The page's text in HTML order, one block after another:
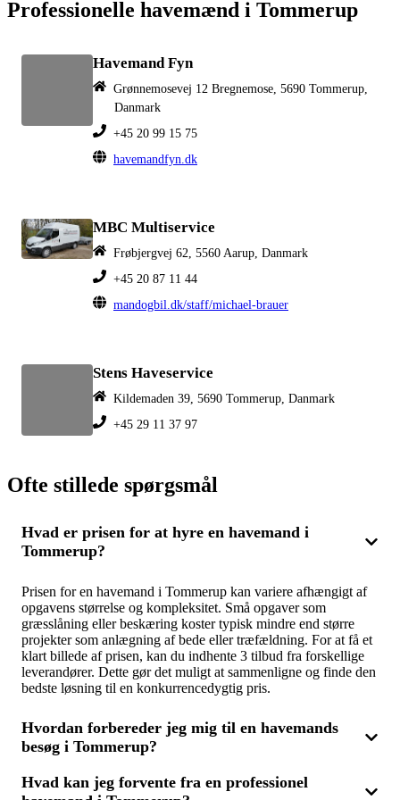
Professionelle havemænd i Tommerup
Havemand Fyn
Grønnemosevej 12 Bregnemose, 5690 Tommerup,
Danmark
+45 20 99 15 75
havemandfyn.dk
MBC Multiservice
Frøbjergvej 62, 5560 Aarup, Danmark
+45 20 87 11 44
mandogbil.dk/staff/michael-brauer
Stens Haveservice
Kildemaden 39, 5690 Tommerup, Danmark
+45 29 11 37 97
Ofte stillede spørgsmål
Hvad er prisen for at hyre en havemand i
Tommerup?
Prisen for en havemand i Tommerup kan variere afhængigt af
opgavens størrelse og kompleksitet. Små opgaver som
græsslåning eller beskæring koster typisk mindre end større
projekter som anlægning af bede eller træfældning. For at få et
klart billede af prisen, kan du indhente 3 tilbud fra forskellige
leverandører. Dette gør det muligt at sammenligne og finde den
bedste løsning til en konkurrencedygtig pris.
Hvordan forbereder jeg mig til en havemands
besøg i Tommerup?
For at optimere din haveservice i Tommerup kan du forberede
Hvad kan jeg forvente fra en professionel